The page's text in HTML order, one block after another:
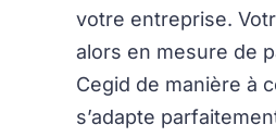
votre entreprise.
alors en mesure de
Cegid de manière à
s’adapte